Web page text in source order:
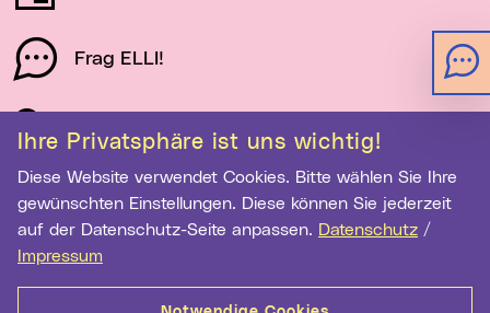
Ihre Privatsphäre ist uns wichtig!
Diese Website verwendet Cookies. Bitte wählen Sie Ihre
gewünschten Einstellungen. Diese können Sie jederzeit
auf der Datenschutz-Seite anpassen. Datenschutz /
Impressum
Frag ELLI!
Schau auf Linz
Newsletter-Anmeldung
E-Mail-Adresse eingeben